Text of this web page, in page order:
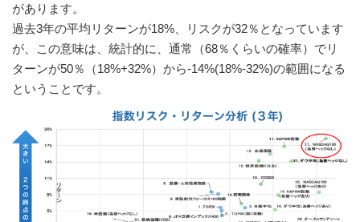
があります。
過去3年の平均リターンが18%、リスクが32％となっています
が、この意味は、統計的に、通常（68％くらいの確率）でリ
ターンが50％（18%+32%）から-14%(18%-32%)の範囲になる
ということです。